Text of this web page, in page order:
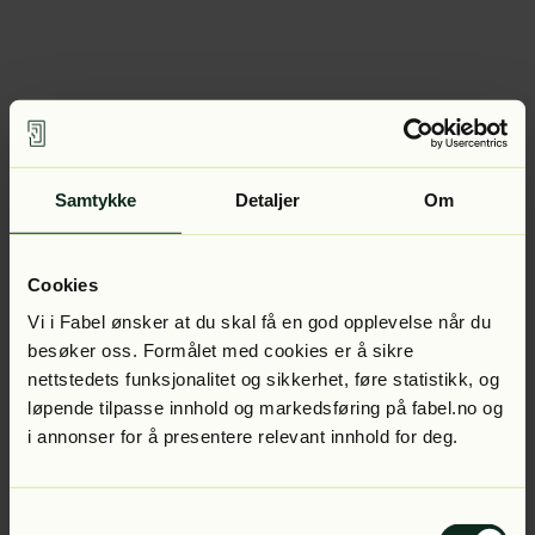
Samtykke Detaljer Om
Cookies
Vi i Fabel ønsker at du skal få en god opplevelse når du
besøker oss. Formålet med cookies er å sikre
nettstedets funksjonalitet og sikkerhet, føre statistikk, og
løpende tilpasse innhold og markedsføring på fabel.no og
i annonser for å presentere relevant innhold for deg.